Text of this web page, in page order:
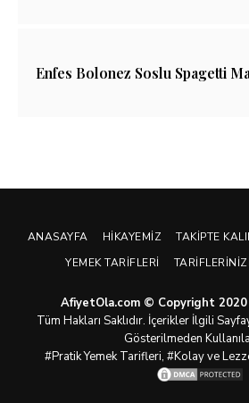
Enfes Bolonez Soslu Spagetti
ANASAYFA HIKAYEMIZ TAKIPTE
YEMEK TARIFLERI
AfiyetOla.com © Copyright 2020
Tüm Hakları Saklıdır. İçerikler İlgili
Gösterilmeden
#PratikYemek Tarifleri, #Kolay ve